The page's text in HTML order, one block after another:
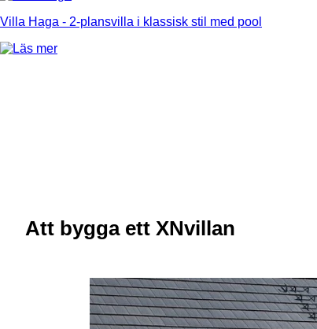
Villa Haga - 2-plansvilla i klassisk stil med pool
Att bygga ett XNvillan